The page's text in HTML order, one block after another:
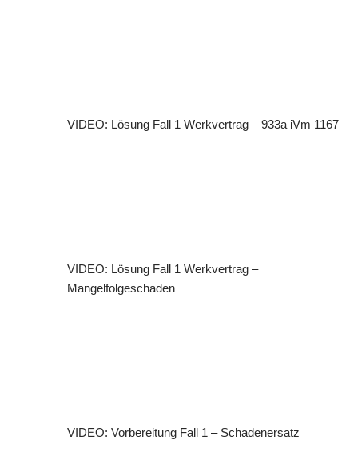
VIDEO: Lösung Fall 1 Werkvertrag – 933a iVm 1167
VIDEO: Lösung Fall 1 Werkvertrag –
Mangelfolgeschaden
VIDEO: Vorbereitung Fall 1 – Schadenersatz